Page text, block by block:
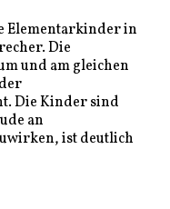
Elementarkinder in
Die
und am gleichen
Die Kinder sind
an
ist deutlich